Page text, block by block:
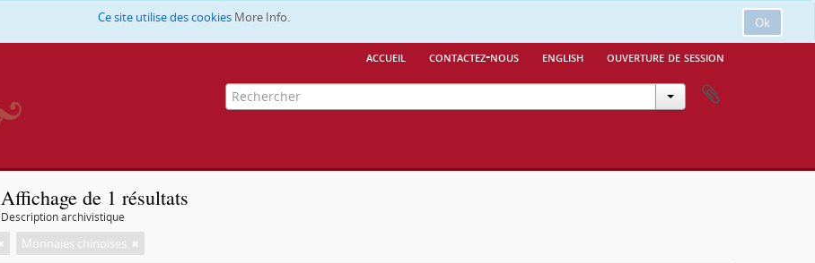
Ok
Ce site utilise des cookies More Info.
accueil contactez-nous english ouverture de session
Affichage de 1 résultats
Description archivistique
Monnaies chinoises